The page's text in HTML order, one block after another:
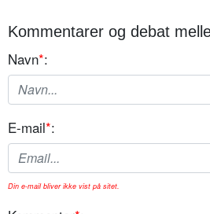
Kommentarer og debat
Navn*:
E-mail*:
Din e-mail bliver ikke vist på sitet.